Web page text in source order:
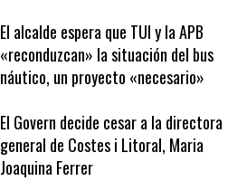
El alcalde espera que TUI y la APB
«reconduzcan» la situación del bus
náutico, un proyecto «necesario»
El Govern decide cesar a la directora
general de Costes i Litoral, Maria
Joaquina Ferrer